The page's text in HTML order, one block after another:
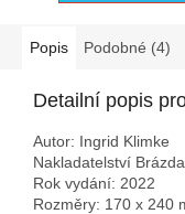
Popis Podobné (4)
Detailní popis
Autor: Ingrid Klimke
Nakladatelství Brázda
Rok vydání: 2022
Rozměry: 170 x 240